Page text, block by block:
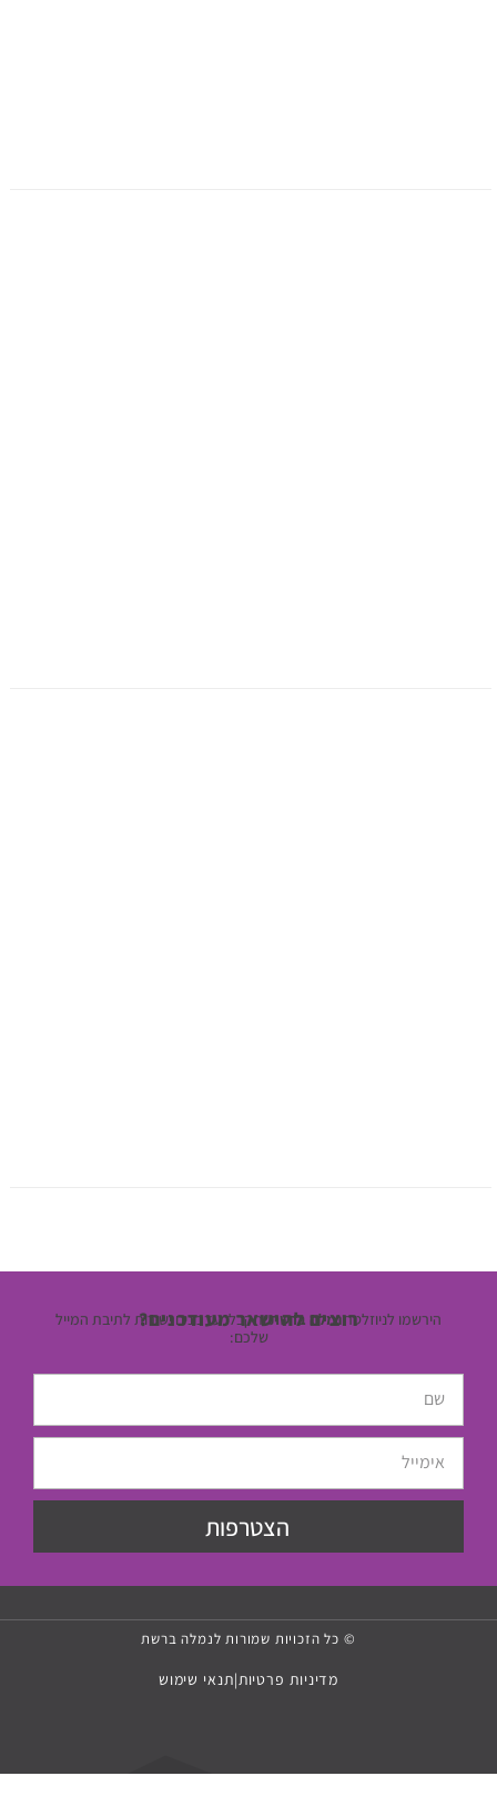
רוצים להישאר מעודכנים?הירשמו לניוזלטרנמלה ברשתותקבלו עדכונים ישירות לתיבת המייל
שלכם:
הצטרפות
© כל הזכויות שמורות לנמלה ברשת
מדיניות פרטיות|תנאי שימוש